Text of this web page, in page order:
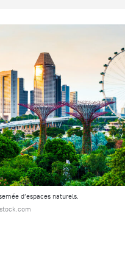
d’espaces naturels.